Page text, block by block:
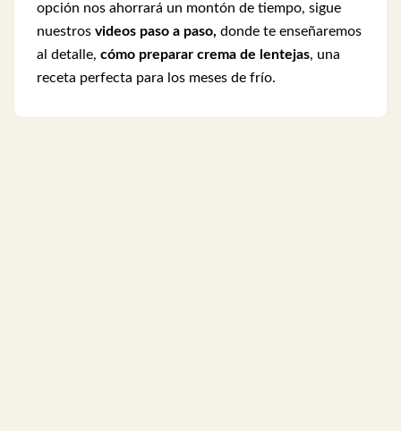
opción nos ahorrará un montón de tiempo, sigue
nuestros videos paso a paso, donde te enseñaremos
al detalle, cómo preparar crema de lentejas, una
receta perfecta para los meses de frío.